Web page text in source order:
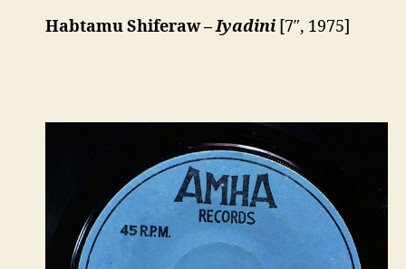
Habtamu Shiferaw –Iyadini [7″, 1975]